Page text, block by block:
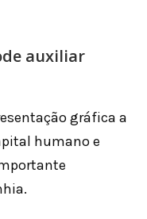
auxiliar
gráfica a
humano e